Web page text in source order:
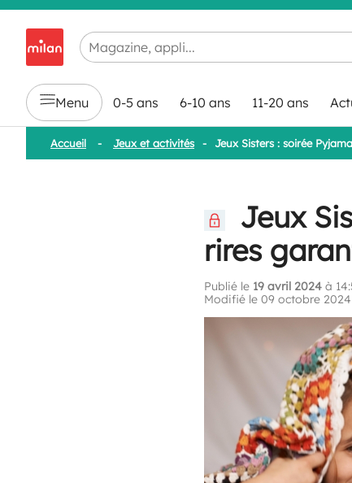
Chargement en cours...
Menu 0-5 ans 6-10 ans 11-20 ans
Accueil - Jeux et activités - Jeux Sisters : soirée
Jeux
rires
Publié le 19 avril 2024 à
Modifié le 09 octobre 2024